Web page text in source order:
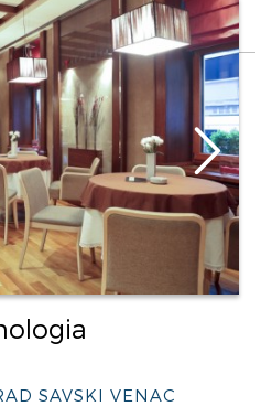
SAVSKI VENAC